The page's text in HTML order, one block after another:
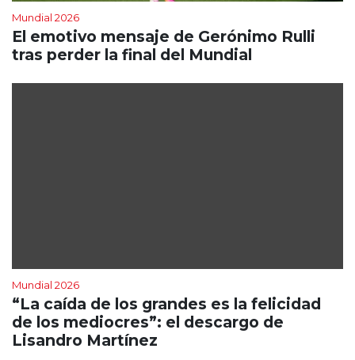
Mundial 2026
El emotivo mensaje de Gerónimo Rulli
tras perder la final del Mundial
Mundial 2026
“La caída de los grandes es la felicidad
de los mediocres”: el descargo de
Lisandro Martínez